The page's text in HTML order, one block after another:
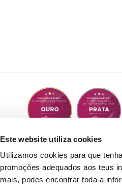
Este website utiliza cookies
Utilizamos cookies para que
promoções adequados aos teus
mais, podes encontrar toda a